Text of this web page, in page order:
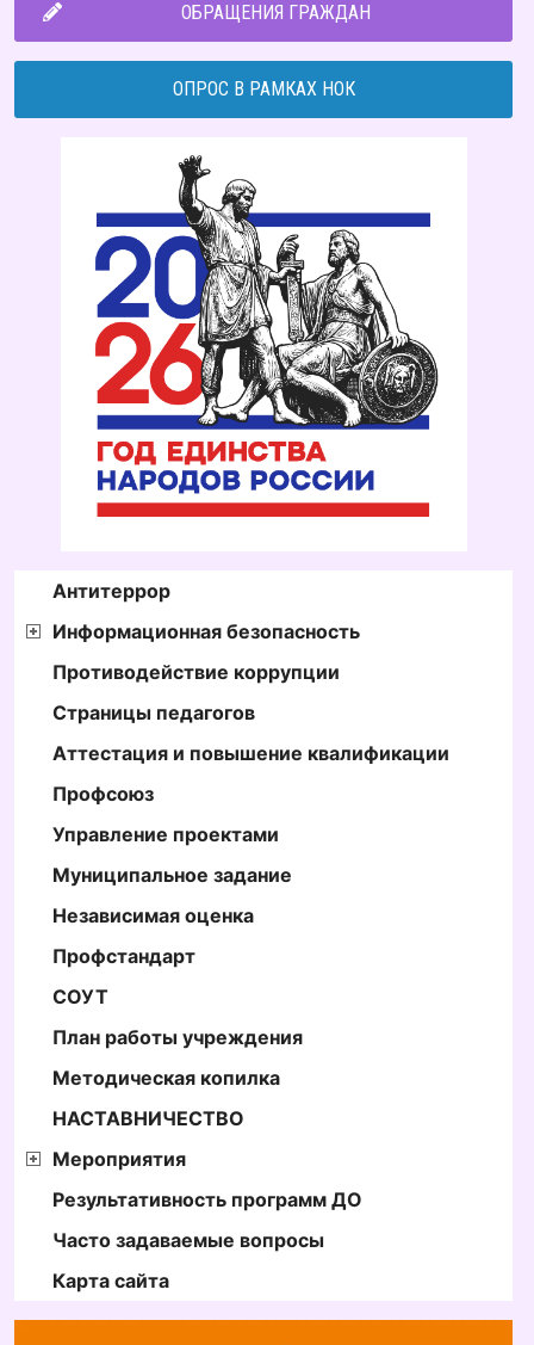
ОБРАЩЕНИЯ ГРАЖДАН
ОПРОС В РАМКАХ НОК
Антитеррор
Информационная безопасность
Противодействие коррупции
Страницы педагогов
Аттестация и повышение квалификации
Профсоюз
Управление проектами
Муниципальное задание
Независимая оценка
Профстандарт
СОУТ
План работы учреждения
Методическая копилка
НАСТАВНИЧЕСТВО
Мероприятия
Результативность программ ДО
Часто задаваемые вопросы
Карта сайта